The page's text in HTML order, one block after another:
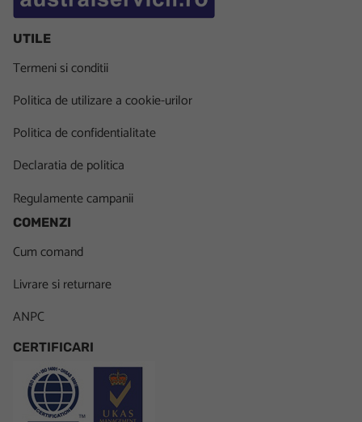
UTILE
Termeni si conditii
Politica de utilizare a cookie-urilor
Politica de confidentialitate
Declaratia de politica
Regulamente campanii
COMENZI
Cum comand
Livrare si returnare
ANPC
CERTIFICARI